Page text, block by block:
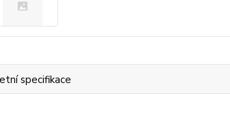
specifikace